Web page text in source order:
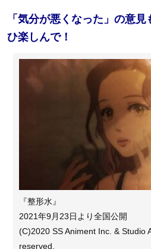
「気分が悪くなった」の意
ひ楽しんで！
『整形水』
2021年9月23日より全国公開
(C)2020 SS Animent Inc. & Studio
reserved.